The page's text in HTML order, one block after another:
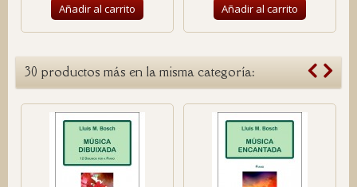
Añadir al carrito
Añadir al carrito
30 productos más en la misma categoría: